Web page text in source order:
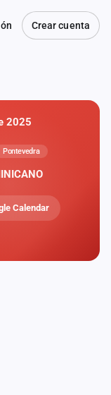
Crear cuenta
2025
Pontevedra
Calendar